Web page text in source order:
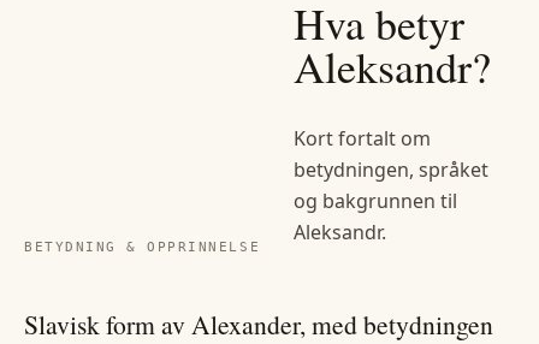
BETYDNING & OPPRINNELSE
Hva betyr
Aleksandr?
Kort fortalt om
betydningen, språket
og bakgrunnen til
Aleksandr.
Slavisk form av Alexander, med betydningen